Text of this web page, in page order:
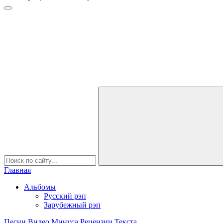
Главная
Альбомы
Русский рэп
Зарубежный рэп